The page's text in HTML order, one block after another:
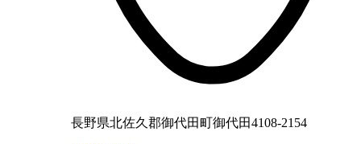
長野県北佐久郡御代田町御代田4108-2154